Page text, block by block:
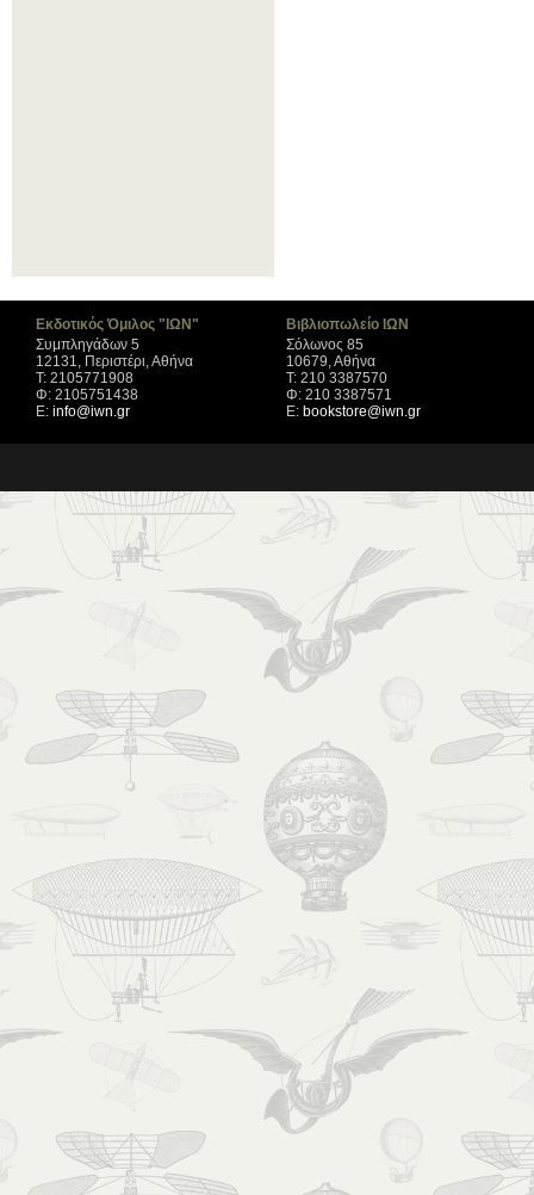
Εκδοτικός Όμιλος "ΙΩΝ"
Συμπληγάδων 5
12131, Περιστέρι, Αθήνα
Τ: 2105771908
Φ: 2105751438
Ε: info@iwn.gr
Βιβλιοπωλείο ΙΩΝ
Σόλωνος 85
10679, Αθήνα
Τ: 210 3387570
Φ: 210 3387571
Ε: bookstore@iwn.gr